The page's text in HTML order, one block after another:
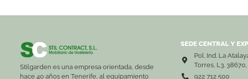
Stilgarden es una empresa orientada, desde
hace 40 años en Tenerife, al equipamiento
SEDE CENTRAL Y
Pol. Ind. La
Torres, L3.
922 712 500